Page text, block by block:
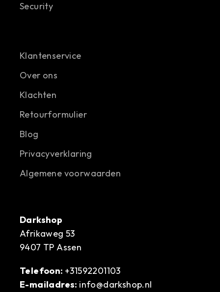
Security
Klantenservice
Over ons
Klachten
Retourformulier
Blog
Privacyverklaring
Algemene voorwaarden
Darkshop
Afrikaweg 53
9407 TP Assen
Telefoon: +31592201103
E-mailadres: info@darkshop.nl